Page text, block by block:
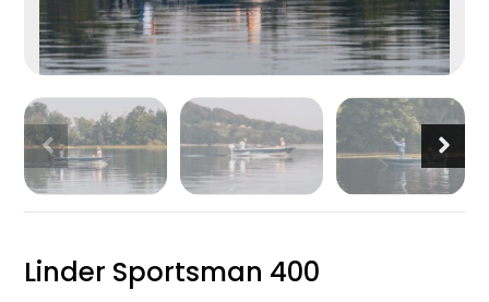
Linder Sportsman 400